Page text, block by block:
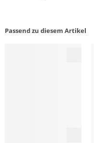
Passend zu diesem Artikel